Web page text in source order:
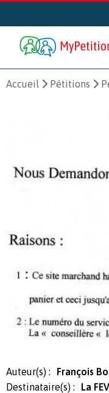
Accueil Pétitions
Auteur(s) :
François
Destinataire(s) :
La